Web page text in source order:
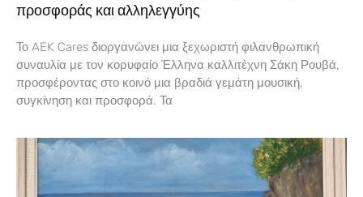
προσφοράς και αλληλεγγύης
Το AEK Cares διοργανώνει μια ξεχωριστή φιλανθρωπική
συναυλία με τον κορυφαίο Έλληνα καλλιτέχνη Σάκη Ρουβά,
προσφέροντας στο κοινό μια βραδιά γεμάτη μουσική,
συγκίνηση και προσφορά. Τα